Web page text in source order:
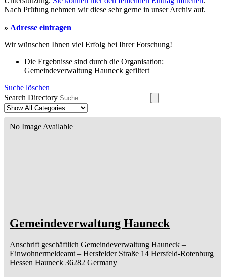
Nach Prüfung nehmen wir diese sehr gerne in unser Archiv auf.
» Adresse eintragen
Wir wünschen Ihnen viel Erfolg bei Ihrer Forschung!
Die Ergebnisse sind durch die Organisation:
Gemeindeverwaltung Hauneck gefiltert
Suche löschen
Search Directory
No Image Available
Gemeindeverwaltung Hauneck
Anschrift geschäftlich Gemeindeverwaltung Hauneck –
Einwohnermeldeamt – Hersfelder Straße 14 Hersfeld-Rotenburg
Hessen Hauneck 36282 Germany